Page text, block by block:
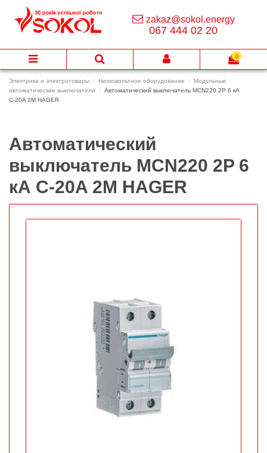
Электрика и электротовары Низковольтное оборудование
Модульные
автоматические выключатели
Автоматический выключатель MCN220 2P 6 кА
C-20A 2M HAGER
Автоматический
выключатель MCN220 2P 6
кА C-20A 2M HAGER
zakaz@sokol.energy
067 444 02 20
0